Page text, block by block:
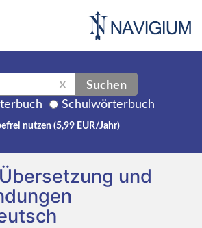
X Suchen
Schulwörterbuch
nutzen (5,99 EUR/Jahr)
und